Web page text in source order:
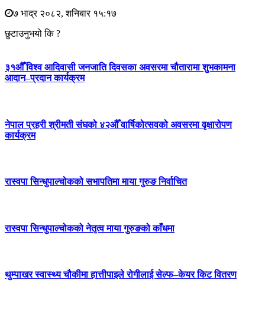
७ भाद्र २०८२, शनिबार १५:१७
छुटाउनुभयो कि ?
३१औँ विश्व आदिवासी जनजाति दिवसका अवसरमा चौतारामा शुभकामना
आदान–प्रदान कार्यक्रम
नेपाल प्रहरी श्रीमती संघको ४२औँ वार्षिकोत्सवको अवसरमा वृक्षारोपण
कार्यक्रम
रास्वपा सिन्धुपाल्चोकको सभापतिमा माया गुरुङ निर्वाचित
रास्वपा सिन्धुपाल्चोकको नेतृत्व माया गुरुङको काँधमा
थुम्पाखर स्वास्थ्य चौकीमा हात्तीपाइले रोगीलाई सेल्फ–केयर किट वितरण